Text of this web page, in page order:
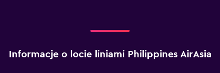
Informacje o locie liniami Philippines AirAsia